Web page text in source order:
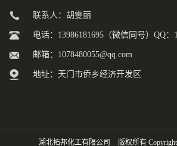
联系人：胡雯丽
电话：13986181695（微信同号）QQ：
邮箱： 1078480055@qq.com
地址：天门市侨乡经济开发区
湖北拓邦化工有限公司 版权所有